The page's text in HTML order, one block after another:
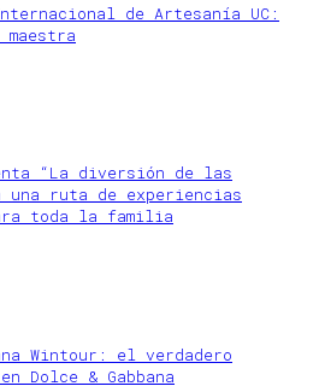
de Artesanía UC:
maestra
“La diversión de las
una ruta de experiencias
toda la familia
Wintour: el verdadero
Dolce & Gabbana